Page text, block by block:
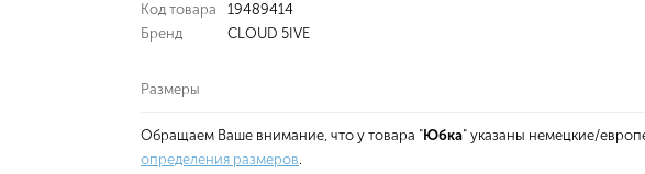
Код товара
19489414
Бренд
CLOUD 5IVE
Размеры
Обращаем Ваше внимание, что у товара "Юбка" указаны немецкие/
определения размеров.